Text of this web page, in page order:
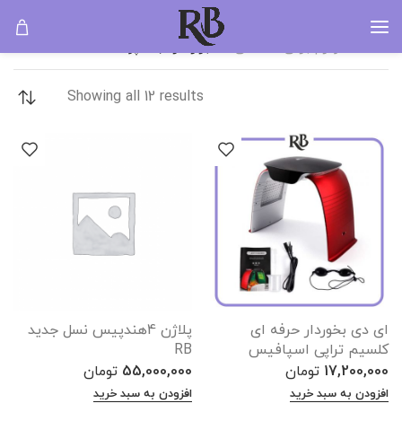
ابزار مراقبت پوست
Showing all 12 results
ای دی بخوردار حرفه ای
کلسیم تراپی اسپافیس
17,200,000 تومان
افزودن به سبد خرید
پلاژن 4هندپیس نسل جدید
RB
55,000,000 تومان
افزودن به سبد خرید